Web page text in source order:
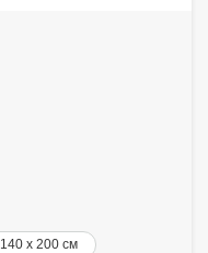
140 x 200 см